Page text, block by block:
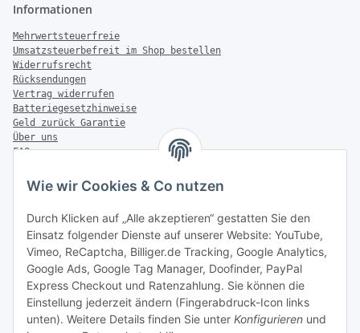
Wie wir Cookies & Co nutzen
Durch Klicken auf „Alle akzeptieren“ gestatten Sie den
Einsatz folgender Dienste auf unserer Website: YouTube,
Vimeo, ReCaptcha, Billiger.de Tracking, Google Analytics,
Google Ads, Google Tag Manager, Doofinder, PayPal
Express Checkout und Ratenzahlung. Sie können die
Einstellung jederzeit ändern (Fingerabdruck-Icon links
unten). Weitere Details finden Sie unter Konfigurieren und
Informationen
Mehrwertsteuerfreie
Umsatzsteuerbefreit im Shop bestellen
Widerrufsrecht
Rücksendungen
Vertrag widerrufen
Batteriegesetzhinweise
Geld zurück Garantie
Über uns
FAQ
Zahlung & Versand
Versandinformationen